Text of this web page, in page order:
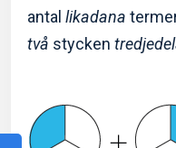
antal likadana
två stycken